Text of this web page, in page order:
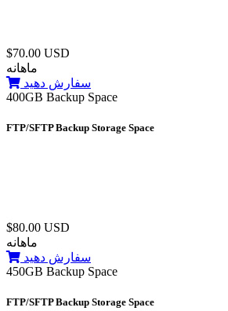
$70.00 USD
ماهانه
سفارش دهید
400GB Backup Space
FTP/SFTP Backup Storage Space
$80.00 USD
ماهانه
سفارش دهید
450GB Backup Space
FTP/SFTP Backup Storage Space